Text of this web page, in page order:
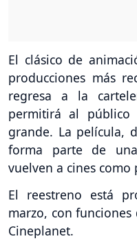
El clásico de
producciones más
regresa a la
permitirá al
grande. La película,
forma parte de
vuelven a cines como
El reestreno está
marzo, con
Cineplanet.